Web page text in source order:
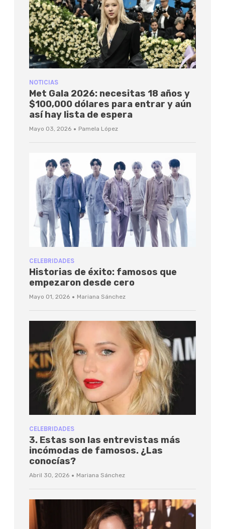
NOTICIAS
Met Gala 2026: necesitas 18 años y
$100,000 dólares para entrar y aún
así hay lista de espera
Mayo 03, 2026 · Pamela López
CELEBRIDADES
Historias de éxito: famosos que
empezaron desde cero
Mayo 01, 2026 · Mariana Sánchez
CELEBRIDADES
3. Estas son las entrevistas más
incómodas de famosos. ¿Las
conocías?
Abril 30, 2026 · Mariana Sánchez